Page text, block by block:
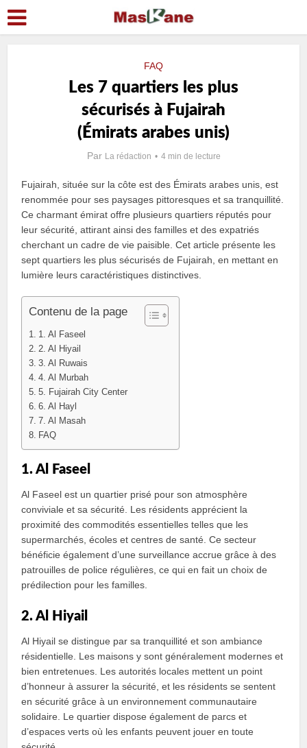
FAQ
Les 7 quartiers les plus
sécurisés à Fujairah
(Émirats arabes unis)
Par La rédaction 4 min de lecture
Fujairah, située sur la côte est des Émirats arabes unis, est
renommée pour ses paysages pittoresques et sa tranquillité.
Ce charmant émirat offre plusieurs quartiers réputés pour
leur sécurité, attirant ainsi des familles et des expatriés
cherchant un cadre de vie paisible. Cet article présente les
sept quartiers les plus sécurisés de Fujairah, en mettant en
lumière leurs caractéristiques distinctives.
Contenu de la page
1. Al Faseel
2. Al Hiyail
3. Al Ruwais
4. Al Murbah
5. Fujairah City Center
6. Al Hayl
7. Al Masah
FAQ
1. Al Faseel
Al Faseel est un quartier prisé pour son atmosphère
conviviale et sa sécurité. Les résidents apprécient la
proximité des commodités essentielles telles que les
supermarchés, écoles et centres de santé. Ce secteur
bénéficie également d’une surveillance accrue grâce à des
patrouilles de police régulières, ce qui en fait un choix de
prédilection pour les familles.
2. Al Hiyail
Al Hiyail se distingue par sa tranquillité et son ambiance
résidentielle. Les maisons y sont généralement modernes et
bien entretenues. Les autorités locales mettent un point
d’honneur à assurer la sécurité, et les résidents se sentent
en sécurité grâce à un environnement communautaire
solidaire. Le quartier dispose également de parcs et
d’espaces verts où les enfants peuvent jouer en toute